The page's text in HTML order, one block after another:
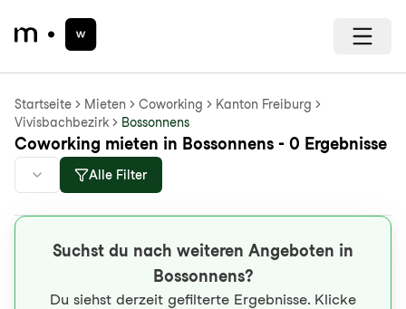
Startseite Mieten Coworking
Kanton Freiburg
Vivisbachbezirk
Bossonnens
Coworking mieten in Bossonnens - 0 Ergebnisse
Alle Filter
Suchst du nach weiteren Angeboten in
Bossonnens?
Du siehst derzeit gefilterte Ergebnisse. Klicke